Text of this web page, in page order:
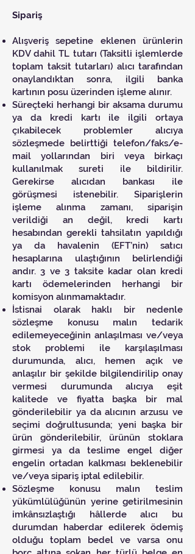
Sipariş
Alışveriş sepetine eklenen ürünlerin
KDV dahil TL tutarı (Taksitli işlemlerde
toplam taksit tutarları) alıcı tarafından
onaylandıktan sonra, ilgili banka
kartının posu üzerinden işleme alınır.
Süreçteki herhangi bir aksama durumu
ya da kredi kartı ile ilgili ortaya
çıkabilecek problemler alıcıya
sözleşmede belirttiği telefon/faks/e-
mail yollarından biri veya birkaçı
kullanılmak sureti ile bildirilir.
Gerekirse alıcıdan bankası ile
görüşmesi istenebilir. Siparişlerin
işleme alınma zamanı, siparişin
verildiği an değil, kredi kartı
hesabından gerekli tahsilatın yapıldığı
ya da havalenin (EFT’nin) satıcı
hesaplarına ulaştığının belirlendiği
andır. 3 ve 3 taksite kadar olan kredi
kartı ödemelerinden herhangi bir
komisyon alınmamaktadır.
İstisnai olarak haklı bir nedenle
sözleşme konusu malın tedarik
edilemeyeceğinin anlaşılması ve/veya
stok problemi ile karşılaşılması
durumunda, alıcı, hemen açık ve
anlaşılır bir şekilde bilgilendirilip onay
vermesi durumunda alıcıya eşit
kalitede ve fiyatta başka bir mal
gönderilebilir ya da alıcının arzusu ve
seçimi doğrultusunda; yeni başka bir
ürün gönderilebilir, ürünün stoklara
girmesi ya da teslime engel diğer
engelin ortadan kalkması beklenebilir
ve/veya sipariş iptal edilebilir.
Sözleşme konusu malın teslim
yükümlülüğünün yerine getirilmesinin
imkânsızlaştığı hâllerde alıcı bu
durumdan haberdar edilerek ödemiş
olduğu toplam bedel ve varsa onu